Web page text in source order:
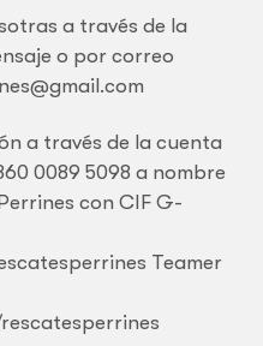
a través de la
o por correo
a través de la cuenta
0089 5098 a nombre
con CIF G-
Teamer